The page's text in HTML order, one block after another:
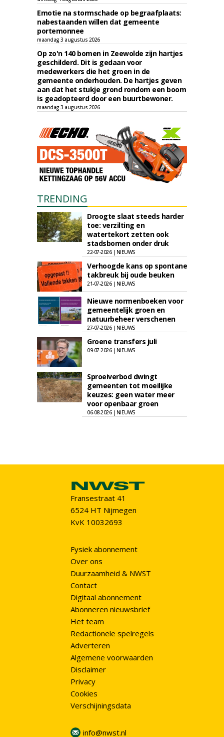
Emotie na stormschade op begraafplaats:
nabestaanden willen dat gemeente
portemonnee
maandag 3 augustus 2026
Op zo'n 140 bomen in Zeewolde zijn hartjes
geschilderd. Dit is gedaan voor
medewerkers die het groen in de
gemeente onderhouden. De hartjes geven
aan dat het stukje grond rondom een boom
is geadopteerd door een buurtbewoner.
maandag 3 augustus 2026
TRENDING
Droogte slaat steeds harder
toe: verzilting en
watertekort zetten ook
stadsbomen onder druk
22-07-2026 | NIEUWS
Verhoogde kans op spontane
takbreuk bij oude beuken
21-07-2026 | NIEUWS
Nieuwe normenboeken voor
gemeentelijk groen en
natuurbeheer verschenen
27-07-2026 | NIEUWS
Groene transfers juli
09-07-2026 | NIEUWS
Sproeiverbod dwingt
gemeenten tot moeilijke
keuzes: geen water meer
voor openbaar groen
06-08-2026 | NIEUWS
Fransestraat 41
6524 HT Nijmegen
KvK 10032693
Fysiek abonnement
Over ons
Duurzaamheid & NWST
Contact
Digitaal abonnement
Abonneren nieuwsbrief
Het team
Redactionele spelregels
Adverteren
Algemene voorwaarden
Disclaimer
Privacy
Cookies
Verschijningsdata
info@nwst.nl